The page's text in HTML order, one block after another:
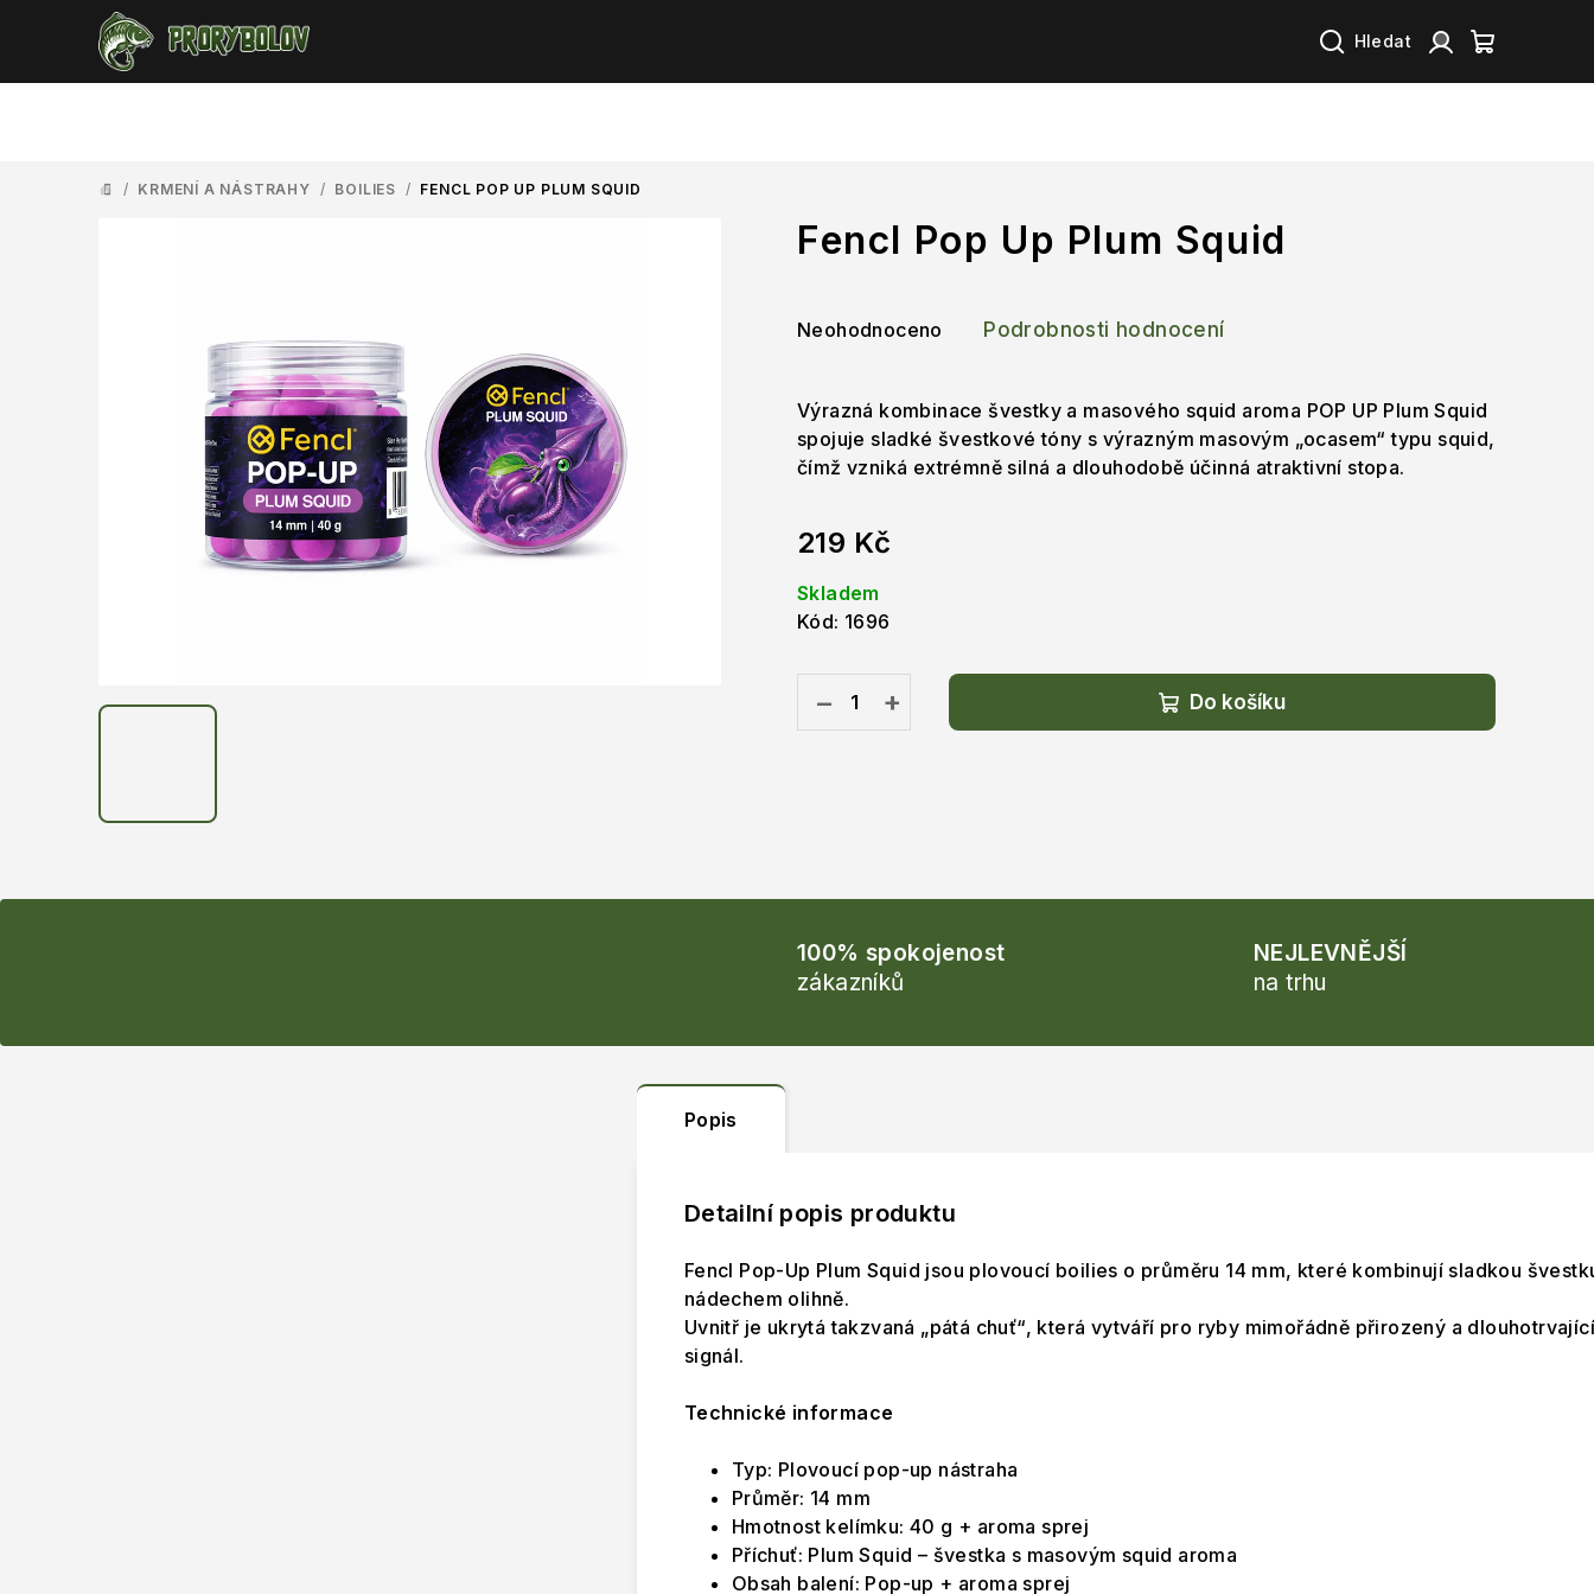
Hledat
DOMŮ
/ KRMENÍ A NÁSTRAHY / BOILIES / FENCL POP UP PLUM SQUID
Fencl Pop Up Plum Squid
hodnocení
je
0,0
z
Neohodnoceno Podrobnosti hodnocení
Výrazná kombinace švestky a masového squid aroma POP UP Plum Squid
spojuje sladké švestkové tóny s výrazným masovým „ocasem“ typu squid,
čímž vzniká extrémně silná a dlouhodobě účinná atraktivní stopa.
219 Kč
Měrná
cena:
Skladem
Kód: 1696
+
− Do košíku
100% spokojenost
zákazníků
NEJLEVNĚJŠÍ
na trhu
Popis
Detailní popis produktu
Fencl Pop-Up Plum Squid jsou plovoucí boilies o průměru 14 mm, které kombinují sladkou
nádechem olihně.
Uvnitř je ukrytá takzvaná „pátá chuť“, která vytváří pro ryby mimořádně přirozený a
signál.
Technické informace
Typ: Plovoucí pop-up nástraha
Průměr: 14 mm
Hmotnost kelímku: 40 g + aroma sprej
Příchuť: Plum Squid – švestka s masovým squid aroma
Obsah balení: Pop-up + aroma sprej